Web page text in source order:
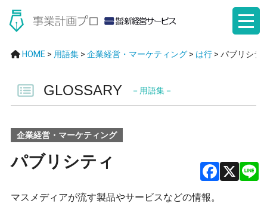
HOME > 用語集> 企業経営・マーケティング> は行> パブリシテ
GLOSSARY －用語集－
企業経営・マーケティング
パブリシティ
マスメディアが流す製品やサービスなどの情報。